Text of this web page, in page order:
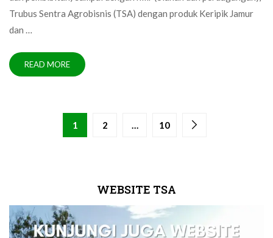
Trubus Sentra Agrobisnis (TSA) dengan produk Keripik Jamur
dan …
READ MORE
1 2 … 10
WEBSITE TSA